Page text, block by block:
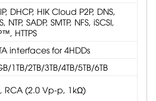
DHCP, HIK Cloud P2P, DNS,
NTP, SADP, SMTP, NFS, iSCSI,
HTTPS
interfaces for 4HDDs
1TB/2TB/3TB/4TB/5TB/6TB
RCA (2.0 Vp-p, 1kΩ)